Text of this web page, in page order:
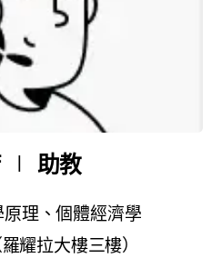
∣ 助教
理、個體經濟學
耀拉大樓三樓）